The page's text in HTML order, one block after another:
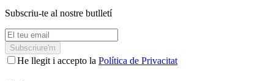
Subscriu-te al nostre butlletí
Subscriure'm
He llegit i accepto la Política de Privacitat